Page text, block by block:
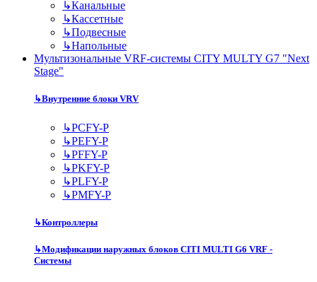
↳Канальные
↳Кассетные
↳Подвесные
↳Напольные
Мультизональные VRF-системы CITY MULTY G7 "Next
Stage"
↳Внутренние блоки VRV
↳PCFY-P
↳PEFY-P
↳PFFY-P
↳PKFY-P
↳PLFY-P
↳PMFY-P
↳Контроллеры
↳Модификации наружных блоков CITI MULTI G6 VRF -
Системы